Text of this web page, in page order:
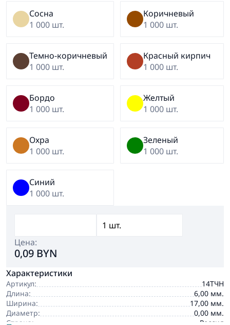
Сосна
1 000 шт.
Коричневый
1 000 шт.
Темно-коричневый
1 000 шт.
Красный кирпич
1 000 шт.
Бордо
1 000 шт.
Желтый
1 000 шт.
Охра
1 000 шт.
Зеленый
1 000 шт.
Синий
1 000 шт.
Цена:
0,09 BYN
Характеристики
Артикул:
14ТЧН
Длина:
6,00 мм.
Ширина:
17,00 мм.
Диаметр:
0,00 мм.
Страна:
Россия